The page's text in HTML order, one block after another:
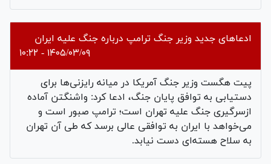
ادعاهای جدید وزیر جنگ ترامپ درباره جنگ علیه ایران
۱۴۰۵/۰۳/۰۹ - ۱۰:۲۲
پیت هگست وزیر جنگ آمریکا در میانه رایزنی‌ها برای
دستیابی به توافق پایان جنگ، ادعا کرد: واشنگتن آماده
ازسرگیری جنگ علیه تهران است؛ ترامپ صبور است و
می‌خواهد با ایران به توافقی عالی برسد که طی آن تهران
به سلاح هسته‌ای دست نیابد.